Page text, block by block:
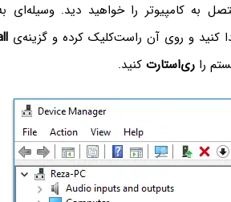
به کامپیوتر را خواهید دید. وسیله‌ای
کنید و روی آن راست‌کلیک کرده و گزینه‌ی
راری‌استارت کنید.